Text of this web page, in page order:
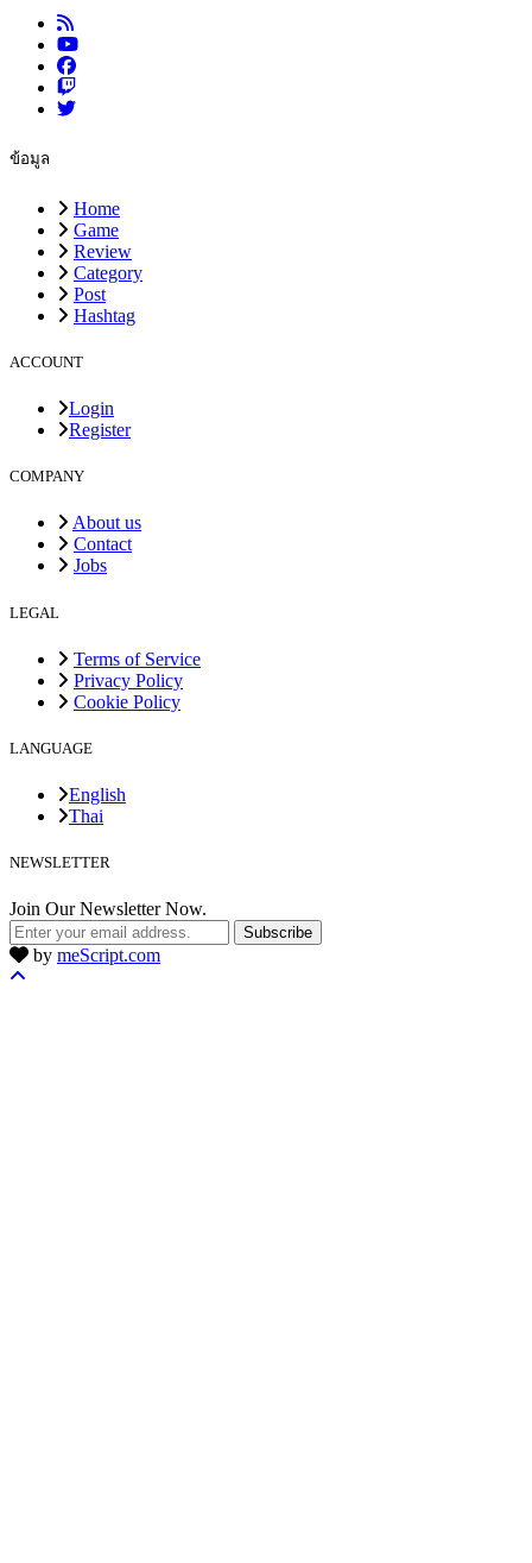
ข้อมูล
Home
Game
Review
Category
Post
Hashtag
ACCOUNT
Login
Register
COMPANY
About us
Contact
Jobs
LEGAL
Terms of Service
Privacy Policy
Cookie Policy
LANGUAGE
English
Thai
NEWSLETTER
Join Our Newsletter Now.
Subscribe
by meScript.com